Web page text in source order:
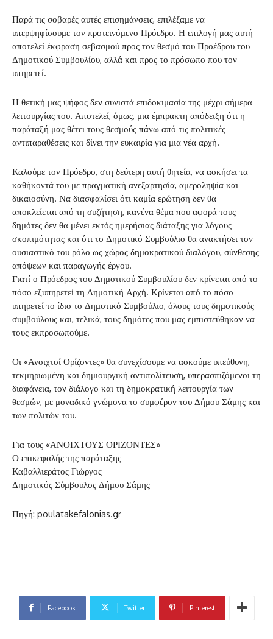
Παρά τις σοβαρές αυτές επισημάνσεις, επιλέξαμε να
υπερψηφίσουμε τον προτεινόμενο Πρόεδρο. Η επιλογή μας αυτή
αποτελεί έκφραση σεβασμού προς τον θεσμό του Προέδρου του
Δημοτικού Συμβουλίου, αλλά και προς το πρόσωπο που τον
υπηρετεί.
Η θετική μας ψήφος δεν συνιστά επιδοκιμασία της μέχρι σήμερα
λειτουργίας του. Αποτελεί, όμως, μια έμπρακτη απόδειξη ότι η
παράταξή μας θέτει τους θεσμούς πάνω από τις πολιτικές
αντιπαραθέσεις και δίνει την ευκαιρία για μια νέα αρχή.
Καλούμε τον Πρόεδρο, στη δεύτερη αυτή θητεία, να ασκήσει τα
καθήκοντά του με πραγματική ανεξαρτησία, αμεροληψία και
δικαιοσύνη. Να διασφαλίσει ότι καμία ερώτηση δεν θα
αποκλείεται από τη συζήτηση, κανένα θέμα που αφορά τους
δημότες δεν θα μένει εκτός ημερήσιας διάταξης για λόγους
σκοπιμότητας και ότι το Δημοτικό Συμβούλιο θα ανακτήσει τον
ουσιαστικό του ρόλο ως χώρος δημοκρατικού διαλόγου, σύνθεσης
απόψεων και παραγωγής έργου.
Γιατί ο Πρόεδρος του Δημοτικού Συμβουλίου δεν κρίνεται από το
πόσο εξυπηρετεί τη Δημοτική Αρχή. Κρίνεται από το πόσο
υπηρετεί το ίδιο το Δημοτικό Συμβούλιο, όλους τους δημοτικούς
συμβούλους και, τελικά, τους δημότες που μας εμπιστεύθηκαν να
τους εκπροσωπούμε.
Οι «Ανοιχτοί Ορίζοντες» θα συνεχίσουμε να ασκούμε υπεύθυνη,
τεκμηριωμένη και δημιουργική αντιπολίτευση, υπερασπιζόμενοι τη
διαφάνεια, τον διάλογο και τη δημοκρατική λειτουργία των
θεσμών, με μοναδικό γνώμονα το συμφέρον του Δήμου Σάμης και
των πολιτών του.
Για τους «ΑΝΟΙΧΤΟΥΣ ΟΡΙΖΟΝΤΕΣ»
Ο επικεφαλής της παράταξης
Καβαλλιεράτος Γιώργος
Δημοτικός Σύμβουλος Δήμου Σάμης
Πηγή: poulatakefalonias.gr
Facebook Twitter Pinterest